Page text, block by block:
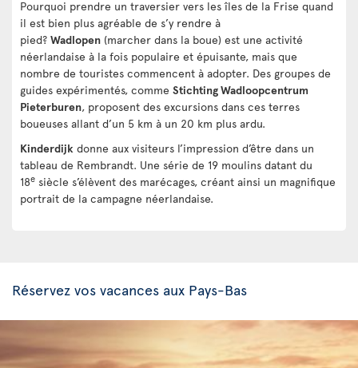
Pourquoi prendre un traversier vers les îles de la Frise quand
il est bien plus agréable de s’y rendre à
pied? Wadlopen (marcher dans la boue) est une activité
néerlandaise à la fois populaire et épuisante, mais que
nombre de touristes commencent à adopter. Des groupes de
guides expérimentés, comme Stichting Wadloopcentrum
Pieterburen, proposent des excursions dans ces terres
boueuses allant d’un 5 km à un 20 km plus ardu.
Kinderdijk donne aux visiteurs l’impression d’être dans un
tableau de Rembrandt. Une série de 19 moulins datant du
18e siècle s’élèvent des marécages, créant ainsi un magnifique
portrait de la campagne néerlandaise.
Réservez vos vacances aux Pays-Bas